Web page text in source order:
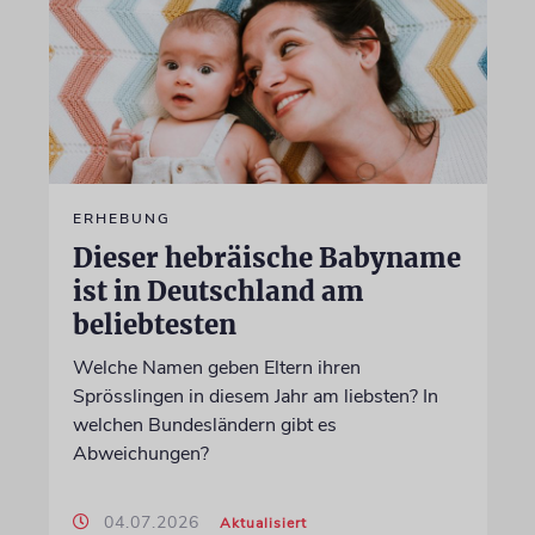
ERHEBUNG
Dieser hebräische Babyname
ist in Deutschland am
beliebtesten
Welche Namen geben Eltern ihren
Sprösslingen in diesem Jahr am liebsten? In
welchen Bundesländern gibt es
Abweichungen?
04.07.2026 Aktualisiert